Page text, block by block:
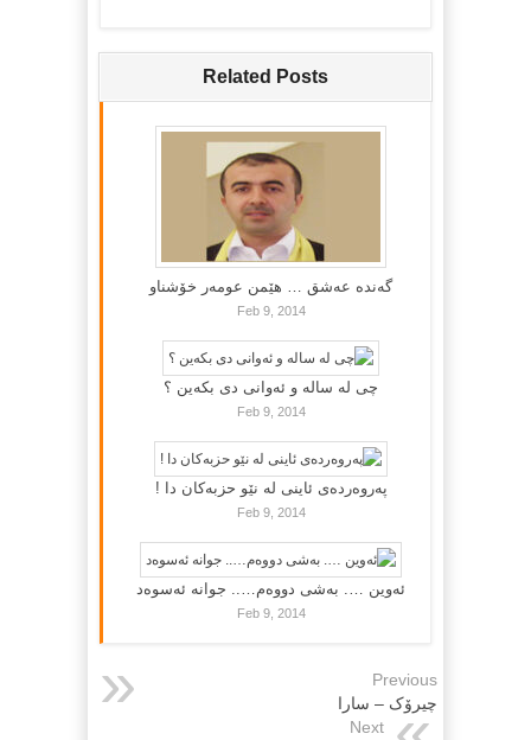
Related Posts
گه‌نده‌ عه‌شق … هێمن عومه‌ر خۆشناو
Feb 9, 2014
چی لە سالە و ئەوانی دی بكەین ؟
Feb 9, 2014
پەروەردەی ئاینی لە نێو حزبەکان دا !
Feb 9, 2014
ئەوین …. بەشی دووەم….. جوانە ئەسوەد
Feb 9, 2014
Previous
چیرۆک – سارا
Next